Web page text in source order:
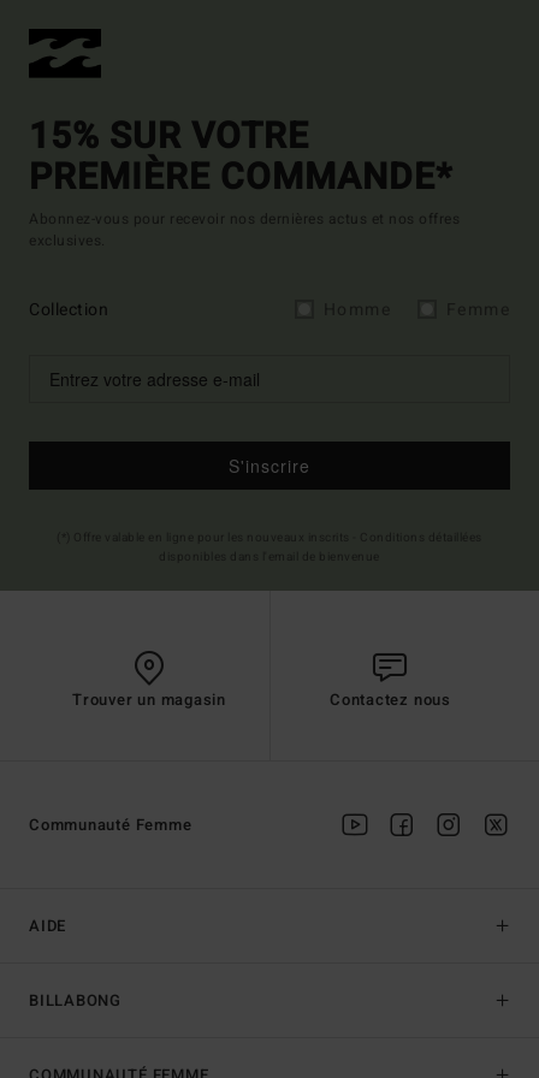
15% SUR VOTRE
PREMIÈRE COMMANDE*
Abonnez-vous pour recevoir nos dernières actus et nos offres
exclusives.
Collection
S'inscrire
Trouver un magasin Contactez nous
AIDE
BILLABONG
Communauté Femme